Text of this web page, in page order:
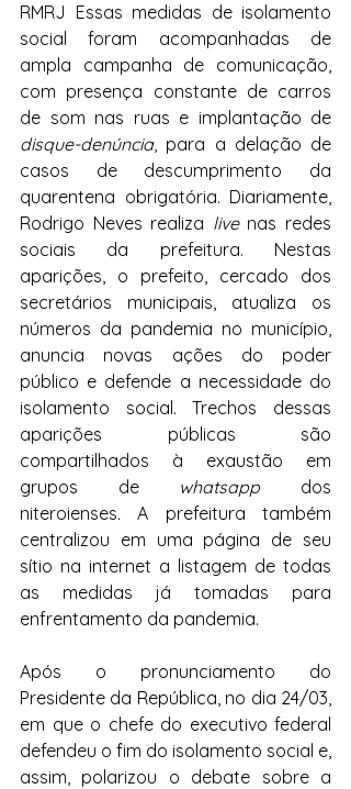
RMRJ Essas medidas de isolamento
social foram acompanhadas de
ampla campanha de comunicação,
com presença constante de carros
disque-denúncia, para a delação de
casos de descumprimento da
quarentena obrigatória. Diariamente,
Rodrigo Neves realiza live nas redes
sociais da prefeitura. Nestas
aparições, o prefeito, cercado dos
secretários municipais, atualiza os
números da pandemia no município,
anuncia novas ações do poder
público e defende a necessidade do
isolamento social. Trechos dessas
aparições públicas são
compartilhados à exaustão em
grupos de whatsapp dos
niteroienses. A prefeitura também
centralizou em uma página de seu
sítio na internet a listagem de todas
as medidas já tomadas para
enfrentamento da pandemia.
Após o pronunciamento do
Presidente da República, no dia 24/03,
em que o chefe do executivo federal
defendeu o fim do isolamento social e,
assim, polarizou o debate sobre a